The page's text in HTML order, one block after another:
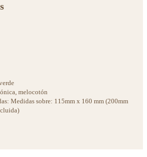
melocotón
Medidas sobre: 115mm x 160 mm (200mm